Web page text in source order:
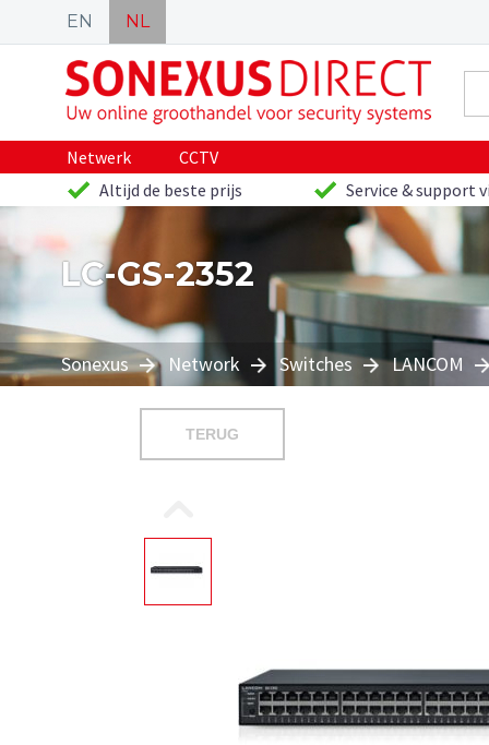
EN NL
Netwerk
CCTV
Altijd de beste prijs
Service & support
LC-GS-2352
Sonexus Network Switches LANCOM
TERUG